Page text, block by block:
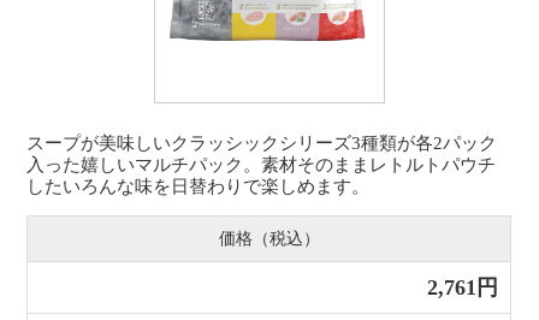
スープが美味しいクラッシックシリーズ3種類が各2パック
入った嬉しいマルチパック。素材そのままレトルトパウチ
したいろんな味を日替わりで楽しめます。
価格（税込）
2,761円